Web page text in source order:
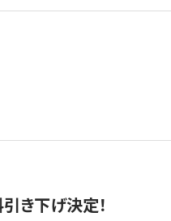
き下げ決定！